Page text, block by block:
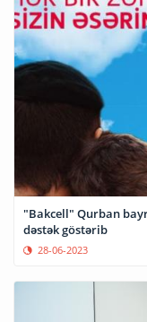
"Bakcell" Qurban
dəstək göstərib
28-06-2023